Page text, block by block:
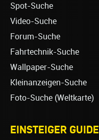
Spot-Suche
Video-Suche
Forum-Suche
Fahrtechnik-Suche
Wallpaper-Suche
Kleinanzeigen-Suche
Foto-Suche (Weltkarte)
EINSTEIGER GUIDE